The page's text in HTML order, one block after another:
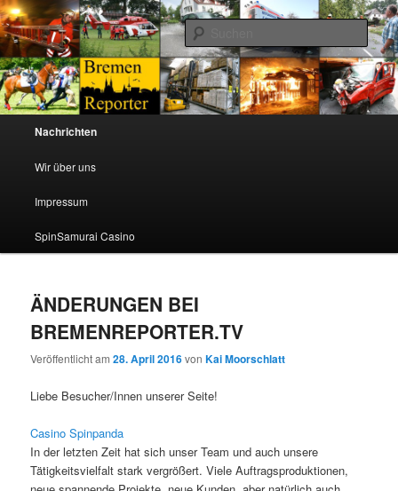
Bremenreporter
TV Journalisten berichten ueber ihre Arbeit aus Bremen und Niedersachsen
Hauptmenü
Zum Inhalt wechseln
Zum sekundären Inhalt wechseln
Nachrichten
Wir über uns
Impressum
SpinSamurai Casino
ÄNDERUNGEN BEI
BREMENREPORTER.TV
Veröffentlicht am28. April 2016vonKai Moorschlatt
Liebe Besucher/Innen unserer Seite!
Casino Spinpanda
In der letzten Zeit hat sich unser Team und auch unsere
Tätigkeitsvielfalt stark vergrößert. Viele Auftragsproduktionen,